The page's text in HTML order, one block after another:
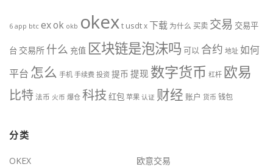
6 app btc exok okb okext usdtx下载 为什么 买卖 交易 交易平
台 交易所 什么 充值 区块链是泡沫吗 可以 合约 地址 如何
平台 怎么 手机 手续费 投资 提币 提现 数字货币 杠杆 欧易
比特法币 火币 爆仓 科技 红包 苹果 认证 财经 账户 货币 钱包
分类
OKEX 欧意交易